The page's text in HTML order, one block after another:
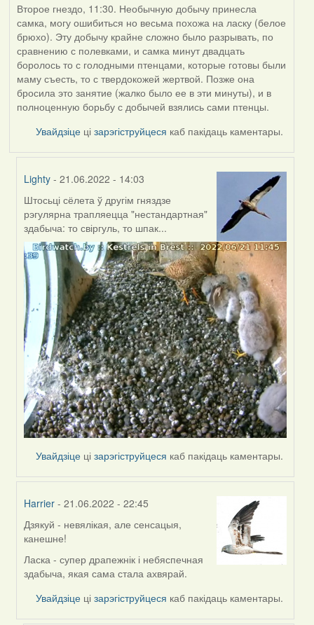
Второе гнездо, 11:30. Необычную добычу принесла
самка, могу ошибиться но весьма похожа на ласку (белое
брюхо). Эту добычу крайне сложно было разрывать, по
сравнению с полевками, и самка минут двадцать
боролось то с голодными птенцами, которые готовы были
маму съесть, то с твердокожей жертвой. Позже она
бросила это занятие (жалко было ее в эти минуты), и в
полноценную борьбу с добычей взялись сами птенцы.
Увайдзіце цізарэгіструйцеся каб пакідаць каментары.
Lighty - 21.06.2022 - 14:03
In
reply
to
by
ZNR
Штосьці сёлета ў другім гняздзе
рэгулярна трапляецца "нестандартная"
здабыча: то свіргуль, то шпак...
Увайдзіце цізарэгіструйцеся каб пакідаць каментары.
Harrier - 21.06.2022 - 22:45
In
reply
to
by
Дзякуй - невялікая, але сенсацыя,
канешне!
Ласка - супер драпежнік і небяспечная
здабыча, якая сама стала ахвярай.
Увайдзіце цізарэгіструйцеся каб пакідаць каментары.